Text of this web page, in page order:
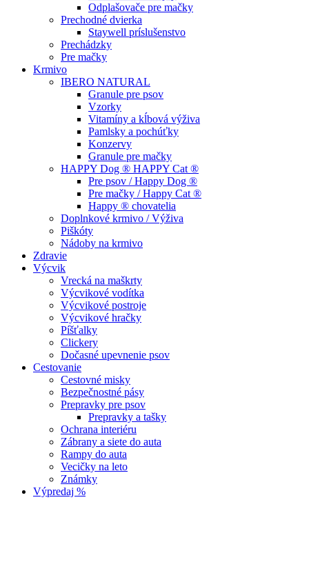
Odplašovače pre mačky
Prechodné dvierka
Staywell príslušenstvo
Prechádzky
Pre mačky
Krmivo
IBERO NATURAL
Granule pre psov
Vzorky
Vitamíny a kĺbová výživa
Pamlsky a pochúťky
Konzervy
Granule pre mačky
HAPPY Dog ® HAPPY Cat ®
Pre psov / Happy Dog ®
Pre mačky / Happy Cat ®
Happy ® chovatelia
Doplnkové krmivo / Výživa
Piškóty
Nádoby na krmivo
Zdravie
Výcvik
Vrecká na maškrty
Výcvikové vodítka
Výcvikové postroje
Výcvikové hračky
Píšťalky
Clickery
Dočasné upevnenie psov
Cestovanie
Cestovné misky
Bezpečnostné pásy
Prepravky pre psov
Prepravky a tašky
Ochrana interiéru
Zábrany a siete do auta
Rampy do auta
Vecičky na leto
Známky
Výpredaj %